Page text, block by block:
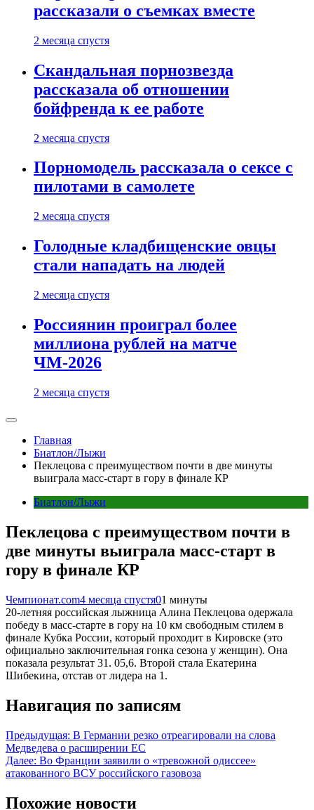
рассказали о съемках вместе
2 месяца спустя
Скандальная порнозвезда
рассказала об отношении
бойфренда к ее работе
2 месяца спустя
Порномодель рассказала о сексе с
пилотами в самолете
2 месяца спустя
Голодные кладбищенские овцы
стали нападать на людей
2 месяца спустя
Россиянин проиграл более
миллиона рублей на матче
ЧМ-2026
2 месяца спустя
Главная
Биатлон/Лыжи
Пеклецова с преимуществом почти в две минуты
выиграла масс-старт в гору в финале КР
Биатлон/Лыжи
Пеклецова с преимуществом почти в
две минуты выиграла масс-старт в
гору в финале КР
Чемпионат.com4 месяца спустя01 минуты
20-летняя российская лыжница Алина Пеклецова одержала
победу в масс-старте в гору на 10 км свободным стилем в
финале Кубка России, который проходит в Кировске (это
официально заключительная гонка сезона у женщин). Она
показала результат 31. 05,6. Второй стала Екатерина
Шибекина, отстав от лидера на 1.
Навигация по записям
Предыдущая: В Германии резко отреагировали на слова
Медведева о расширении ЕС
Далее: Во Франции заявили о «тревожной одиссее»
атакованного ВСУ российского газовоза
Похожие новости